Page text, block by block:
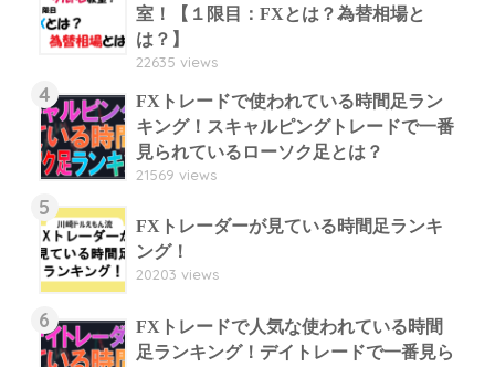
室！【１限目：FXとは？為替相場と
は？】
22635 views
4
FXトレードで使われている時間足ラン
キング！スキャルピングトレードで一番
見られているローソク足とは？
21569 views
5
FXトレーダーが見ている時間足ランキ
ング！
20203 views
6
FXトレードで人気な使われている時間
足ランキング！デイトレードで一番見ら